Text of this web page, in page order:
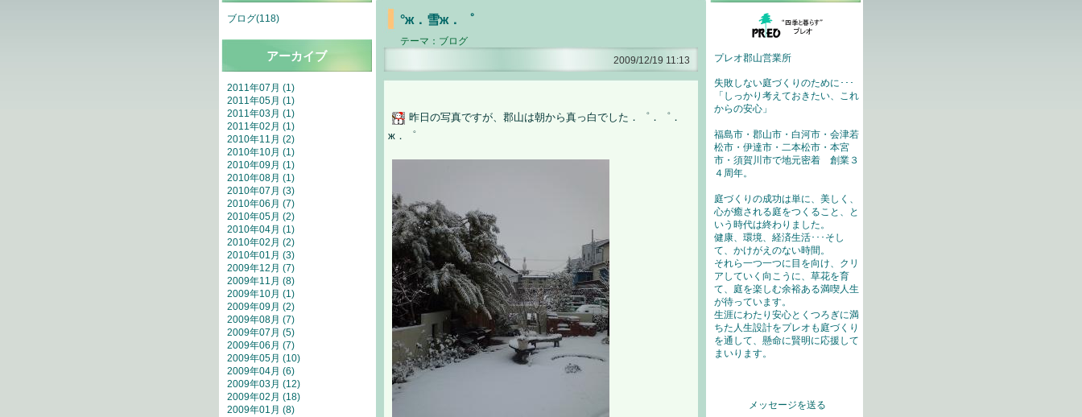
°ж．雪ж．゜
テーマ： ブログ
2009/12/19 11:13
昨日の写真ですが、郡山は朝から真っ白でした．゜．゜．
ж．゜
ブログ(118)
アーカイブ
2011年07月 (1)
2011年05月 (1)
2011年03月 (1)
2011年02月 (1)
2010年11月 (2)
2010年10月 (1)
2010年09月 (1)
2010年08月 (1)
2010年07月 (3)
2010年06月 (7)
2010年05月 (2)
2010年04月 (1)
2010年02月 (2)
2010年01月 (3)
2009年12月 (7)
2009年11月 (8)
2009年10月 (1)
2009年09月 (2)
2009年08月 (7)
2009年07月 (5)
2009年06月 (7)
2009年05月 (10)
2009年04月 (6)
2009年03月 (12)
2009年02月 (18)
2009年01月 (8)
プレオ郡山営業所
失敗しない庭づくりのために･･･
「しっかり考えておきたい、これ
からの安心」
福島市・郡山市・白河市・会津若
松市・伊達市・二本松市・本宮
市・須賀川市で地元密着 創業３
４周年。
庭づくりの成功は単に、美しく、
心が癒される庭をつくること、と
いう時代は終わりました。
健康、環境、経済生活･･･そし
て、かけがえのない時間。
それら一つ一つに目を向け、クリ
アしていく向こうに、草花を育
て、庭を楽しむ余裕ある満喫人生
が待っています。
生涯にわたり安心とくつろぎに満
ちた人生設計をプレオも庭づくり
を通して、懸命に賢明に応援して
まいります。
メッセージを送る